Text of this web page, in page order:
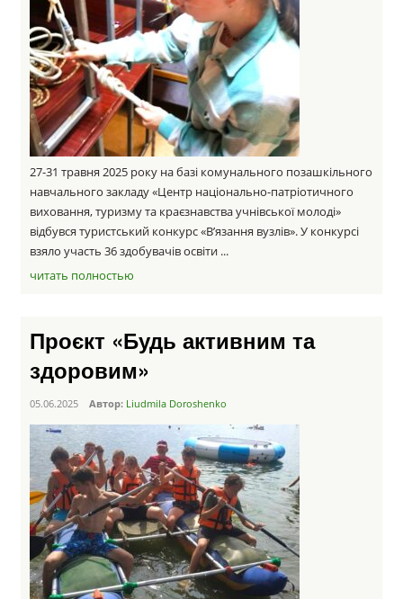
27-31 травня 2025 року на базі комунального позашкільного
навчального закладу «Центр національно-патріотичного
виховання, туризму та краєзнавства учнівської молоді»
відбувся туристський конкурс «В’язання вузлів». У конкурсі
взяло участь 36 здобувачів освіти ...
читать полностью
Проєкт «Будь активним та
здоровим»
05.06.2025 Автор: Liudmila Doroshenko